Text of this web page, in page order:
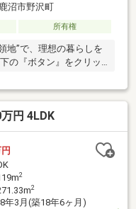
沼市野沢町
所有権
地”で、理想の暮らしを
の『ボタン』をクリッ
円 4LDK
2
2
年3月(築18年6ヶ月)